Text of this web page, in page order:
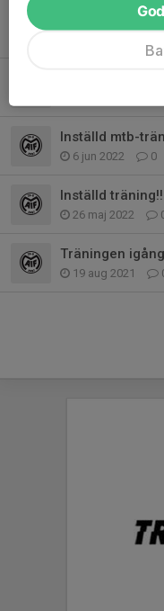
Höstens mtb
Inställd mtb-
6 jun 2022 0
Inställd träning!!
26 maj 2022
Träningen igång
19 aug 2021